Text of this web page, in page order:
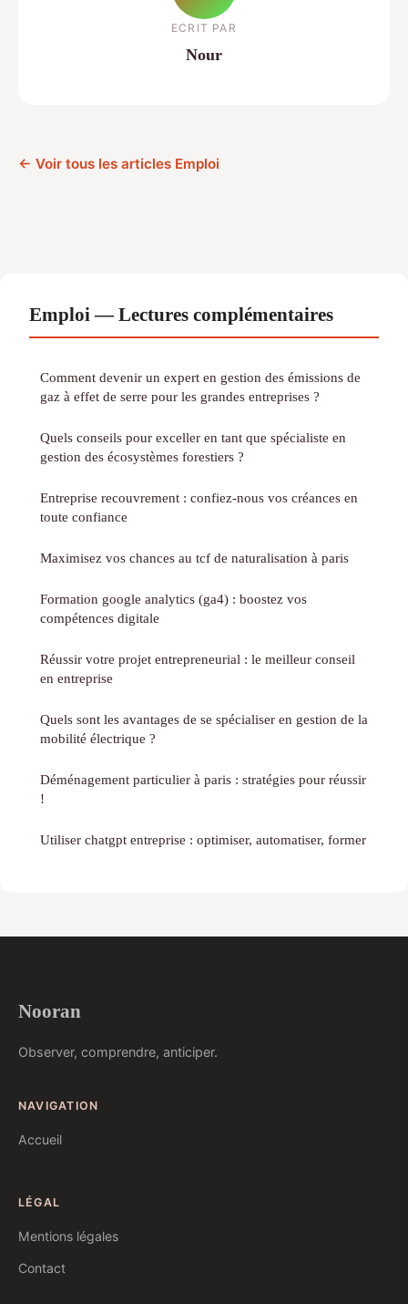
ECRIT PAR
Nour
← Voir tous les articles Emploi
Emploi — Lectures complémentaires
Comment devenir un expert en gestion des émissions de
gaz à effet de serre pour les grandes entreprises ?
Quels conseils pour exceller en tant que spécialiste en
gestion des écosystèmes forestiers ?
Entreprise recouvrement : confiez-nous vos créances en
toute confiance
Maximisez vos chances au tcf de naturalisation à paris
Formation google analytics (ga4) : boostez vos
compétences digitale
Réussir votre projet entrepreneurial : le meilleur conseil
en entreprise
Quels sont les avantages de se spécialiser en gestion de la
mobilité électrique ?
Déménagement particulier à paris : stratégies pour réussir
!
Utiliser chatgpt entreprise : optimiser, automatiser, former
Nooran
Observer, comprendre, anticiper.
NAVIGATION
Accueil
LÉGAL
Mentions légales
Contact